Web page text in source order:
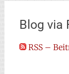
Blog via
RSS –